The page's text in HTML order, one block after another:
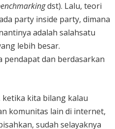
dst). Lalu, teori
party inside party, dimana
adalah salahsatu
lebih besar.
pendapat dan berdasarkan
ketika kita bilang kalau
komunitas lain di internet,
sudah selayaknya